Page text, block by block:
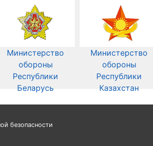
Министерство
обороны
Республики
Беларусь
Министерство
обороны
Республики
Казахстан
безопасности